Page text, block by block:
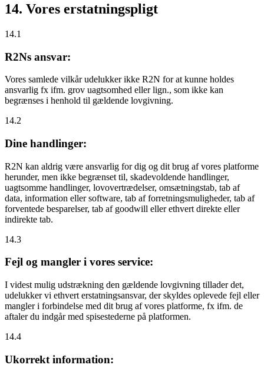
14. Vores erstatningspligt
14.1
R2Ns ansvar:
Vores samlede vilkår udelukker ikke R2N for at kunne holdes
ansvarlig fx ifm. grov uagtsomhed eller lign., som ikke kan
begrænses i henhold til gældende lovgivning.
14.2
Dine handlinger:
R2N kan aldrig være ansvarlig for dig og dit brug af vores platforme
herunder, men ikke begrænset til, skadevoldende handlinger,
uagtsomme handlinger, lovovertrædelser, omsætningstab, tab af
data, information eller software, tab af forretningsmuligheder, tab af
forventede besparelser, tab af goodwill eller ethvert direkte eller
indirekte tab.
14.3
Fejl og mangler i vores service:
I videst mulig udstrækning den gældende lovgivning tillader det,
udelukker vi ethvert erstatningsansvar, der skyldes oplevede fejl eller
mangler i forbindelse med dit brug af vores platforme, fx ifm. de
aftaler du indgår med spisestederne på platformen.
14.4
Ukorrekt information: